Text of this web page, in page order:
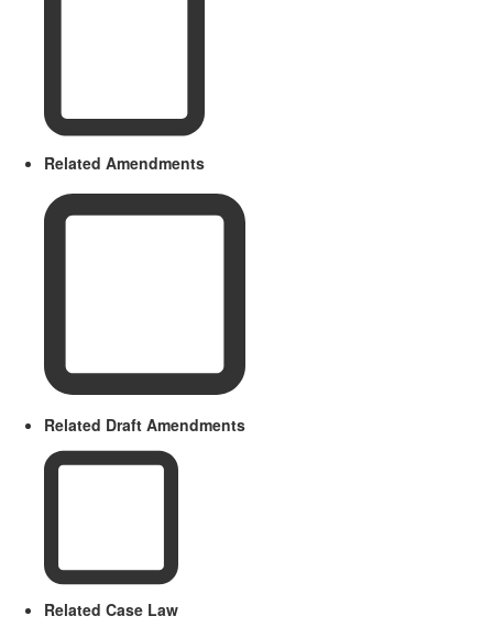
Related Amendments
Related Draft Amendments
Related Case Law